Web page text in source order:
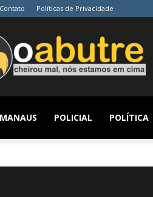
Contato Políticas de Privacidade
O
MANAUS POLICIAL POLÍTICA